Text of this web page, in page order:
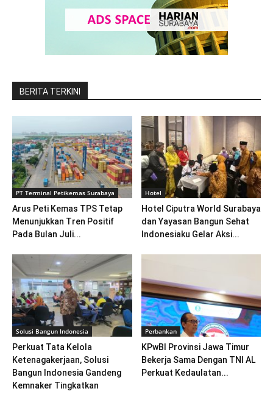
BERITA TERKINI
PT Terminal Petikemas Surabaya
Arus Peti Kemas TPS Tetap
Menunjukkan Tren Positif
Pada Bulan Juli...
Hotel
Hotel Ciputra World Surabaya
dan Yayasan Bangun Sehat
Indonesiaku Gelar Aksi...
Solusi Bangun Indonesia
Perkuat Tata Kelola
Ketenagakerjaan, Solusi
Bangun Indonesia Gandeng
Kemnaker Tingkatkan
Perbankan
KPwBI Provinsi Jawa Timur
Bekerja Sama Dengan TNI AL
Perkuat Kedaulatan...